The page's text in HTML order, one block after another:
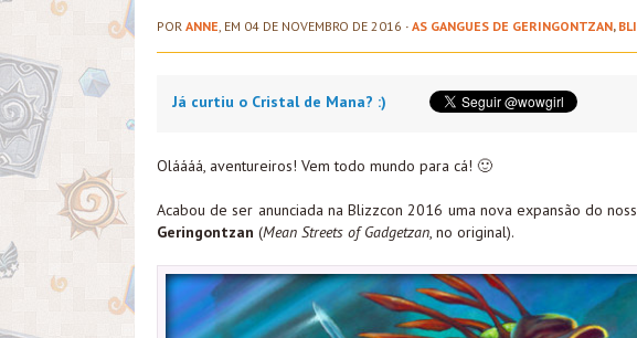
POR ANNE, EM 04 DE NOVEMBRO DE 2016 · AS GANGUES DE GERINGONTZAN,
Já curtiu o Cristal de Mana? :)
Oláááá, aventureiros! Vem todo mundo para cá! 🙂
Acabou de ser anunciada na Blizzcon 2016 uma nova expansão do
Geringontzan (Mean Streets of Gadgetzan, no original).